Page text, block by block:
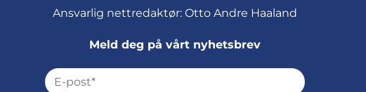
Ansvarlig nettredaktør: Otto Andre Haaland
Meld deg på vårt nyhetsbrev